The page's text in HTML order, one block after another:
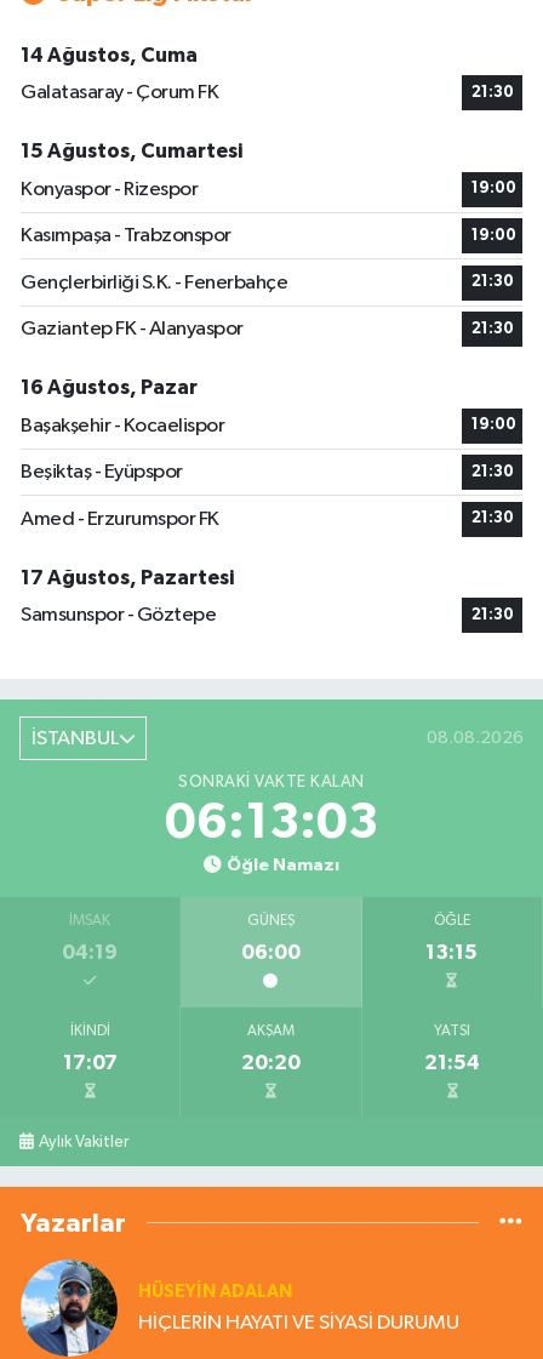
14 Ağustos, Cuma
Galatasaray - Çorum FK
21:30
15 Ağustos, Cumartesi
Konyaspor - Rizespor
19:00
Kasımpaşa - Trabzonspor 19:00
Gençlerbirliği S.K. - Fenerbahçe 21:30
Gaziantep FK - Alanyaspor 21:30
16 Ağustos, Pazar
Başakşehir - Kocaelispor
19:00
Beşiktaş - Eyüpspor 21:30
Amed - Erzurumspor FK 21:30
17 Ağustos, Pazartesi
Samsunspor - Göztepe
21:30
İSTANBUL 08.08.2026
SONRAKI VAKTE KALAN
06:13:03
Öğle Namazı
İMSAK
04:19
GÜNEŞ
06:00
ÖĞLE
13:15
İKINDI
17:07
AKŞAM
20:20
YATSI
21:54
Aylık Vakitler
Yazarlar
HÜSEYIN ADALAN
HİÇLERİN HAYATI VE SİYASİ DURUMU